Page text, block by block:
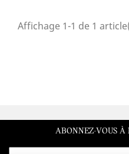
Affichage 1-1 de 1
ABONNEZ-VOUS À